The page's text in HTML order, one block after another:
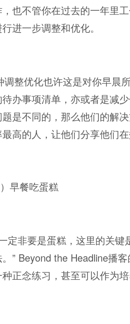
也不管你在过去的一年里
进一步调整和优化。
调整优化也许这是对你早晨
办事项清单，亦或者是减
是不同的，那么他们的解
高的人，让他们分享他们
）早餐吃蛋糕
定非要是蛋糕，这里的关
” Beyond the Headline播
正念练习，甚至可以作为